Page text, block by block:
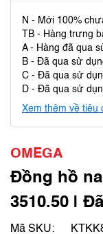
N - Mới 100%
TB - Hàng trưng
A - Hàng đã qua
B - Đã qua sử
C - Đã qua sử
D - Đã qua sử
Xem thêm về tiêu
OMEGA
Đồng hồ
3510.50 |
Mã SKU: